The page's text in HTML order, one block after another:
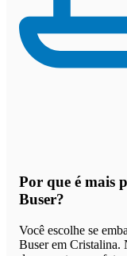
Por que é mais
Buser?
Você escolhe se
Buser em Cristalina.